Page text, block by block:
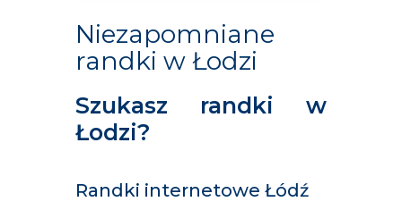
Niezapomniane
randki w Łodzi
Szukasz randki w
Łodzi?
Randki internetowe Łódź